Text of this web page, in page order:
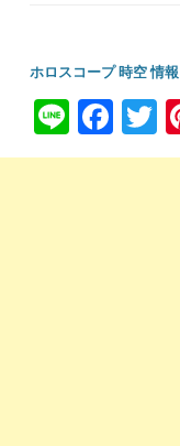
ホロスコープ 時空 情
Li
ne
Fa
ce
T